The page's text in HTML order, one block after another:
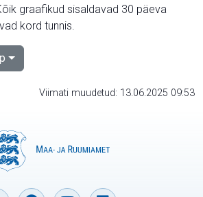
graafikud sisaldavad 30 päeva
kord tunnis.
Viimati muudetud: 13.06.2025 09:53